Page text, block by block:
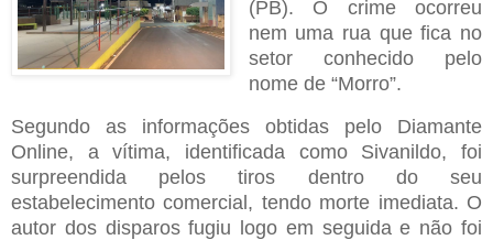
(PB). O crime ocorreu
nem uma rua que fica no
setor conhecido pelo
nome de “Morro”.
Segundo as informações obtidas pelo Diamante
Online, a vítima, identificada como Sivanildo, foi
surpreendida pelos tiros dentro do seu
estabelecimento comercial, tendo morte imediata. O
autor dos disparos fugiu logo em seguida e não foi